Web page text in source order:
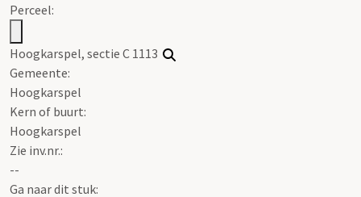
Perceel:
Hoogkarspel, sectie C 1113
Gemeente:
Hoogkarspel
Kern of buurt:
Hoogkarspel
Zie inv.nr.:
--
Ga naar dit stuk: